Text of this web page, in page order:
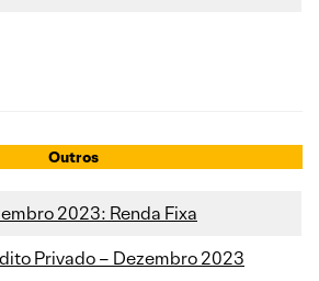
Outros
2023: Renda Fixa
Privado – Dezembro 2023